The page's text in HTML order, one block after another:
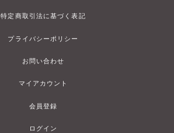
特定商取引法に基づく表記
プライバシーポリシー
お問い合わせ
マイアカウント
会員登録
ログイン